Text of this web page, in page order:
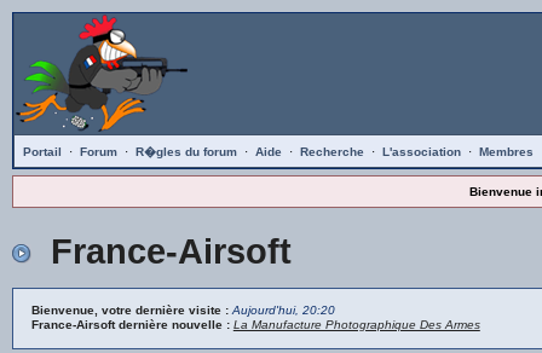
Portail · Forum · R�gles du forum · Aide · Recherche · L'association · Membres
Bienvenue
France-Airsoft
Bienvenue, votre dernière visite : Aujourd'hui, 20:20
France-Airsoft dernière nouvelle : La Manufacture Photographique Des Armes